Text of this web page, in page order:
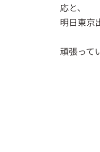
応と、
明日東京
頑張って